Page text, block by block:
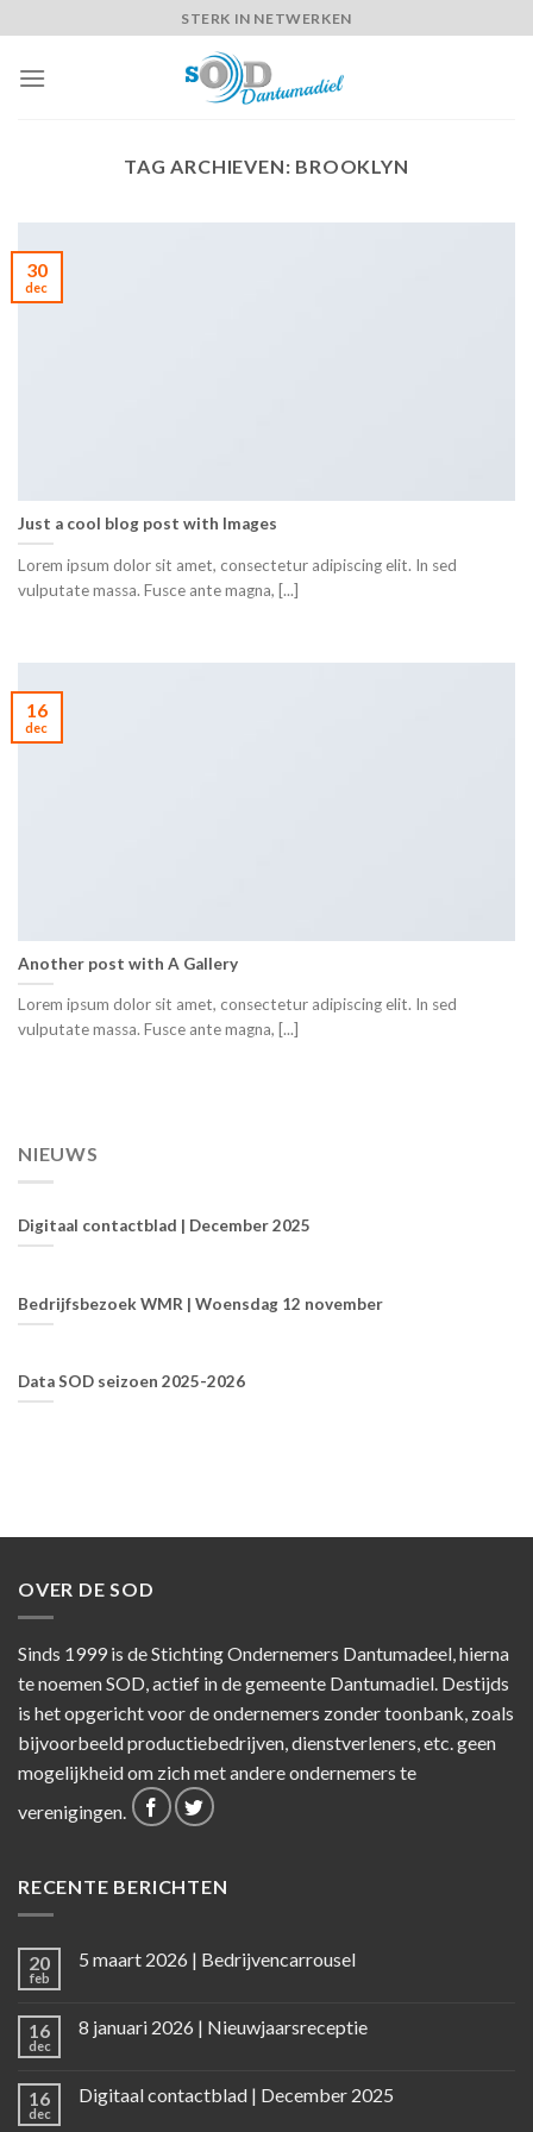
to
content
STERK IN NETWERKEN
TAG ARCHIEVEN: BROOKLYN
Just a cool blog post with Images
Lorem ipsum dolor sit amet, consectetur adipiscing elit. In sed
vulputate massa. Fusce ante magna, [...]
30
dec
Another post with A Gallery
Lorem ipsum dolor sit amet, consectetur adipiscing elit. In sed
vulputate massa. Fusce ante magna, [...]
16
dec
NIEUWS
Digitaal contactblad | December 2025
Bedrijfsbezoek WMR | Woensdag 12 november
Data SOD seizoen 2025-2026
OVER DE SOD
Sinds 1999 is de Stichting Ondernemers Dantumadeel, hierna
te noemen SOD, actief in de gemeente Dantumadiel. Destijds
is het opgericht voor de ondernemers zonder toonbank, zoals
bijvoorbeeld productiebedrijven, dienstverleners, etc. geen
mogelijkheid om zich met andere ondernemers te
verenigingen.
RECENTE BERICHTEN
20
feb
5 maart 2026 | Bedrijvencarrousel
16
dec
8 januari 2026 | Nieuwjaarsreceptie
16
dec
Digitaal contactblad | December 2025